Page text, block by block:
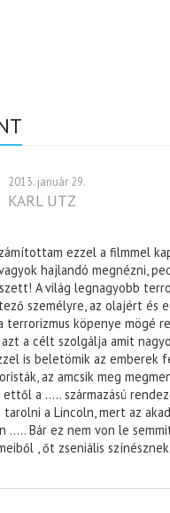
2013. január 29.
KARL UTZ
ezzel a filmmel
hajlandó megnézni,
A világ legnagyobb
személyre, az olajért és
terrorizmus köpenye mögé
a célt szolgálja amit
is beletömik az emberek
az amcsik meg
a ….. származású
a Lincoln, mert az
….. Bár ez nem von le
, őt zseniális